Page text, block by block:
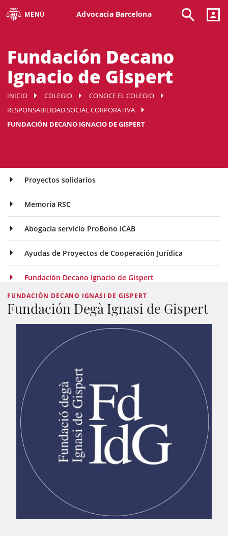
MENÚ Advocacia Barcelona
Fundación Decano
Ignacio de Gispert
INICIO COLEGIO
CONOCE EL COLEGIO
RESPONSABILIDAD SOCIAL CORPORATIVA
FUNDACIÓN DECANO IGNACIO DE GISPERT
Proyectos solidarios
Memoria RSC
Abogacía servicio ProBono ICAB
Ayudas de Proyectos de Cooperación Jurídica
Fundación Decano Ignacio de Gispert
FUNDACIÓN DECANO IGNASI DE GISPERT
Fundación Degà Ignasi de Gispert